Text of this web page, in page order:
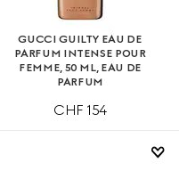
GUCCI GUILTY EAU DE
PARFUM INTENSE POUR
FEMME, 50 ML, EAU DE
PARFUM
CHF 154